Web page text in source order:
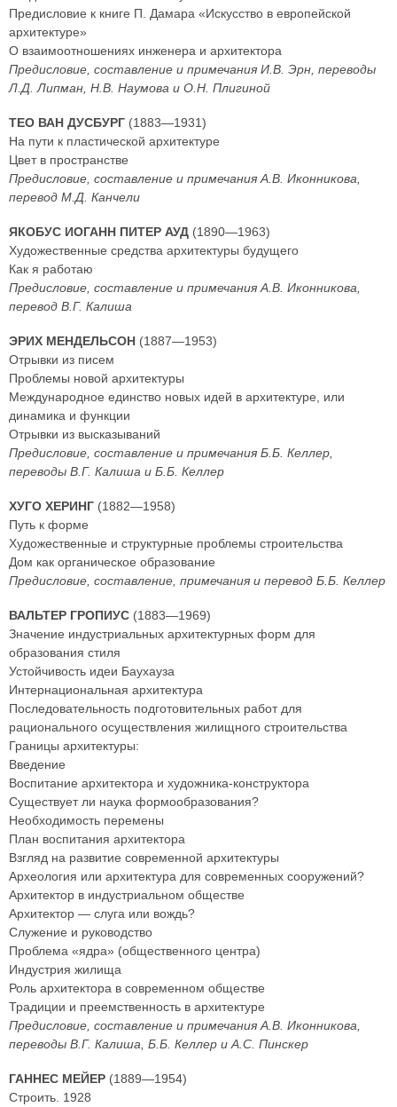
Предисловие к книге П. Дамара «Искусство в европейской
архитектуре»
О взаимоотношениях инженера и архитектора
Предисловие, составление и примечания И.В. Эрн, переводы
Л.Д. Липман, Н.В. Наумова и О.Н. Плигиной
ТЕО ВАН ДУСБУРГ (1883—1931)
На пути к пластической архитектуре
Цвет в пространстве
Предисловие, составление и примечания А.В. Иконникова,
перевод М.Д. Канчели
ЯКОБУС ИОГАНН ПИТЕР АУД (1890—1963)
Художественные средства архитектуры будущего
Как я работаю
Предисловие, составление и примечания А.В. Иконникова,
перевод В.Г. Калиша
ЭРИХ МЕНДЕЛЬСОН (1887—1953)
Отрывки из писем
Проблемы новой архитектуры
Международное единство новых идей в архитектуре, или
динамика и функции
Отрывки из высказываний
Предисловие, составление и примечания Б.Б. Келлер,
переводы В.Г. Калиша и Б.Б. Келлер
ХУГО ХЕРИНГ (1882—1958)
Путь к форме
Художественные и структурные проблемы строительства
Дом как органическое образование
Предисловие, составление, примечания и перевод Б.Б. Келлер
ВАЛЬТЕР ГРОПИУС (1883—1969)
Значение индустриальных архитектурных форм для
образования стиля
Устойчивость идеи Баухауза
Интернациональная архитектура
Последовательность подготовительных работ для
рационального осуществления жилищного строительства
Границы архитектуры:
Введение
Воспитание архитектора и художника-конструктора
Существует ли наука формообразования?
Необходимость перемены
План воспитания архитектора
Взгляд на развитие современной архитектуры
Археология или архитектура для современных сооружений?
Архитектор в индустриальном обществе
Архитектор — слуга или вождь?
Служение и руководство
Проблема «ядра» (общественного центра)
Индустрия жилища
Роль архитектора в современном обществе
Традиции и преемственность в архитектуре
Предисловие, составление и примечания А.В. Иконникова,
переводы В.Г. Калиша, Б.Б. Келлер и А.С. Пинскер
ГАННЕС МЕЙЕР (1889—1954)
Строить. 1928